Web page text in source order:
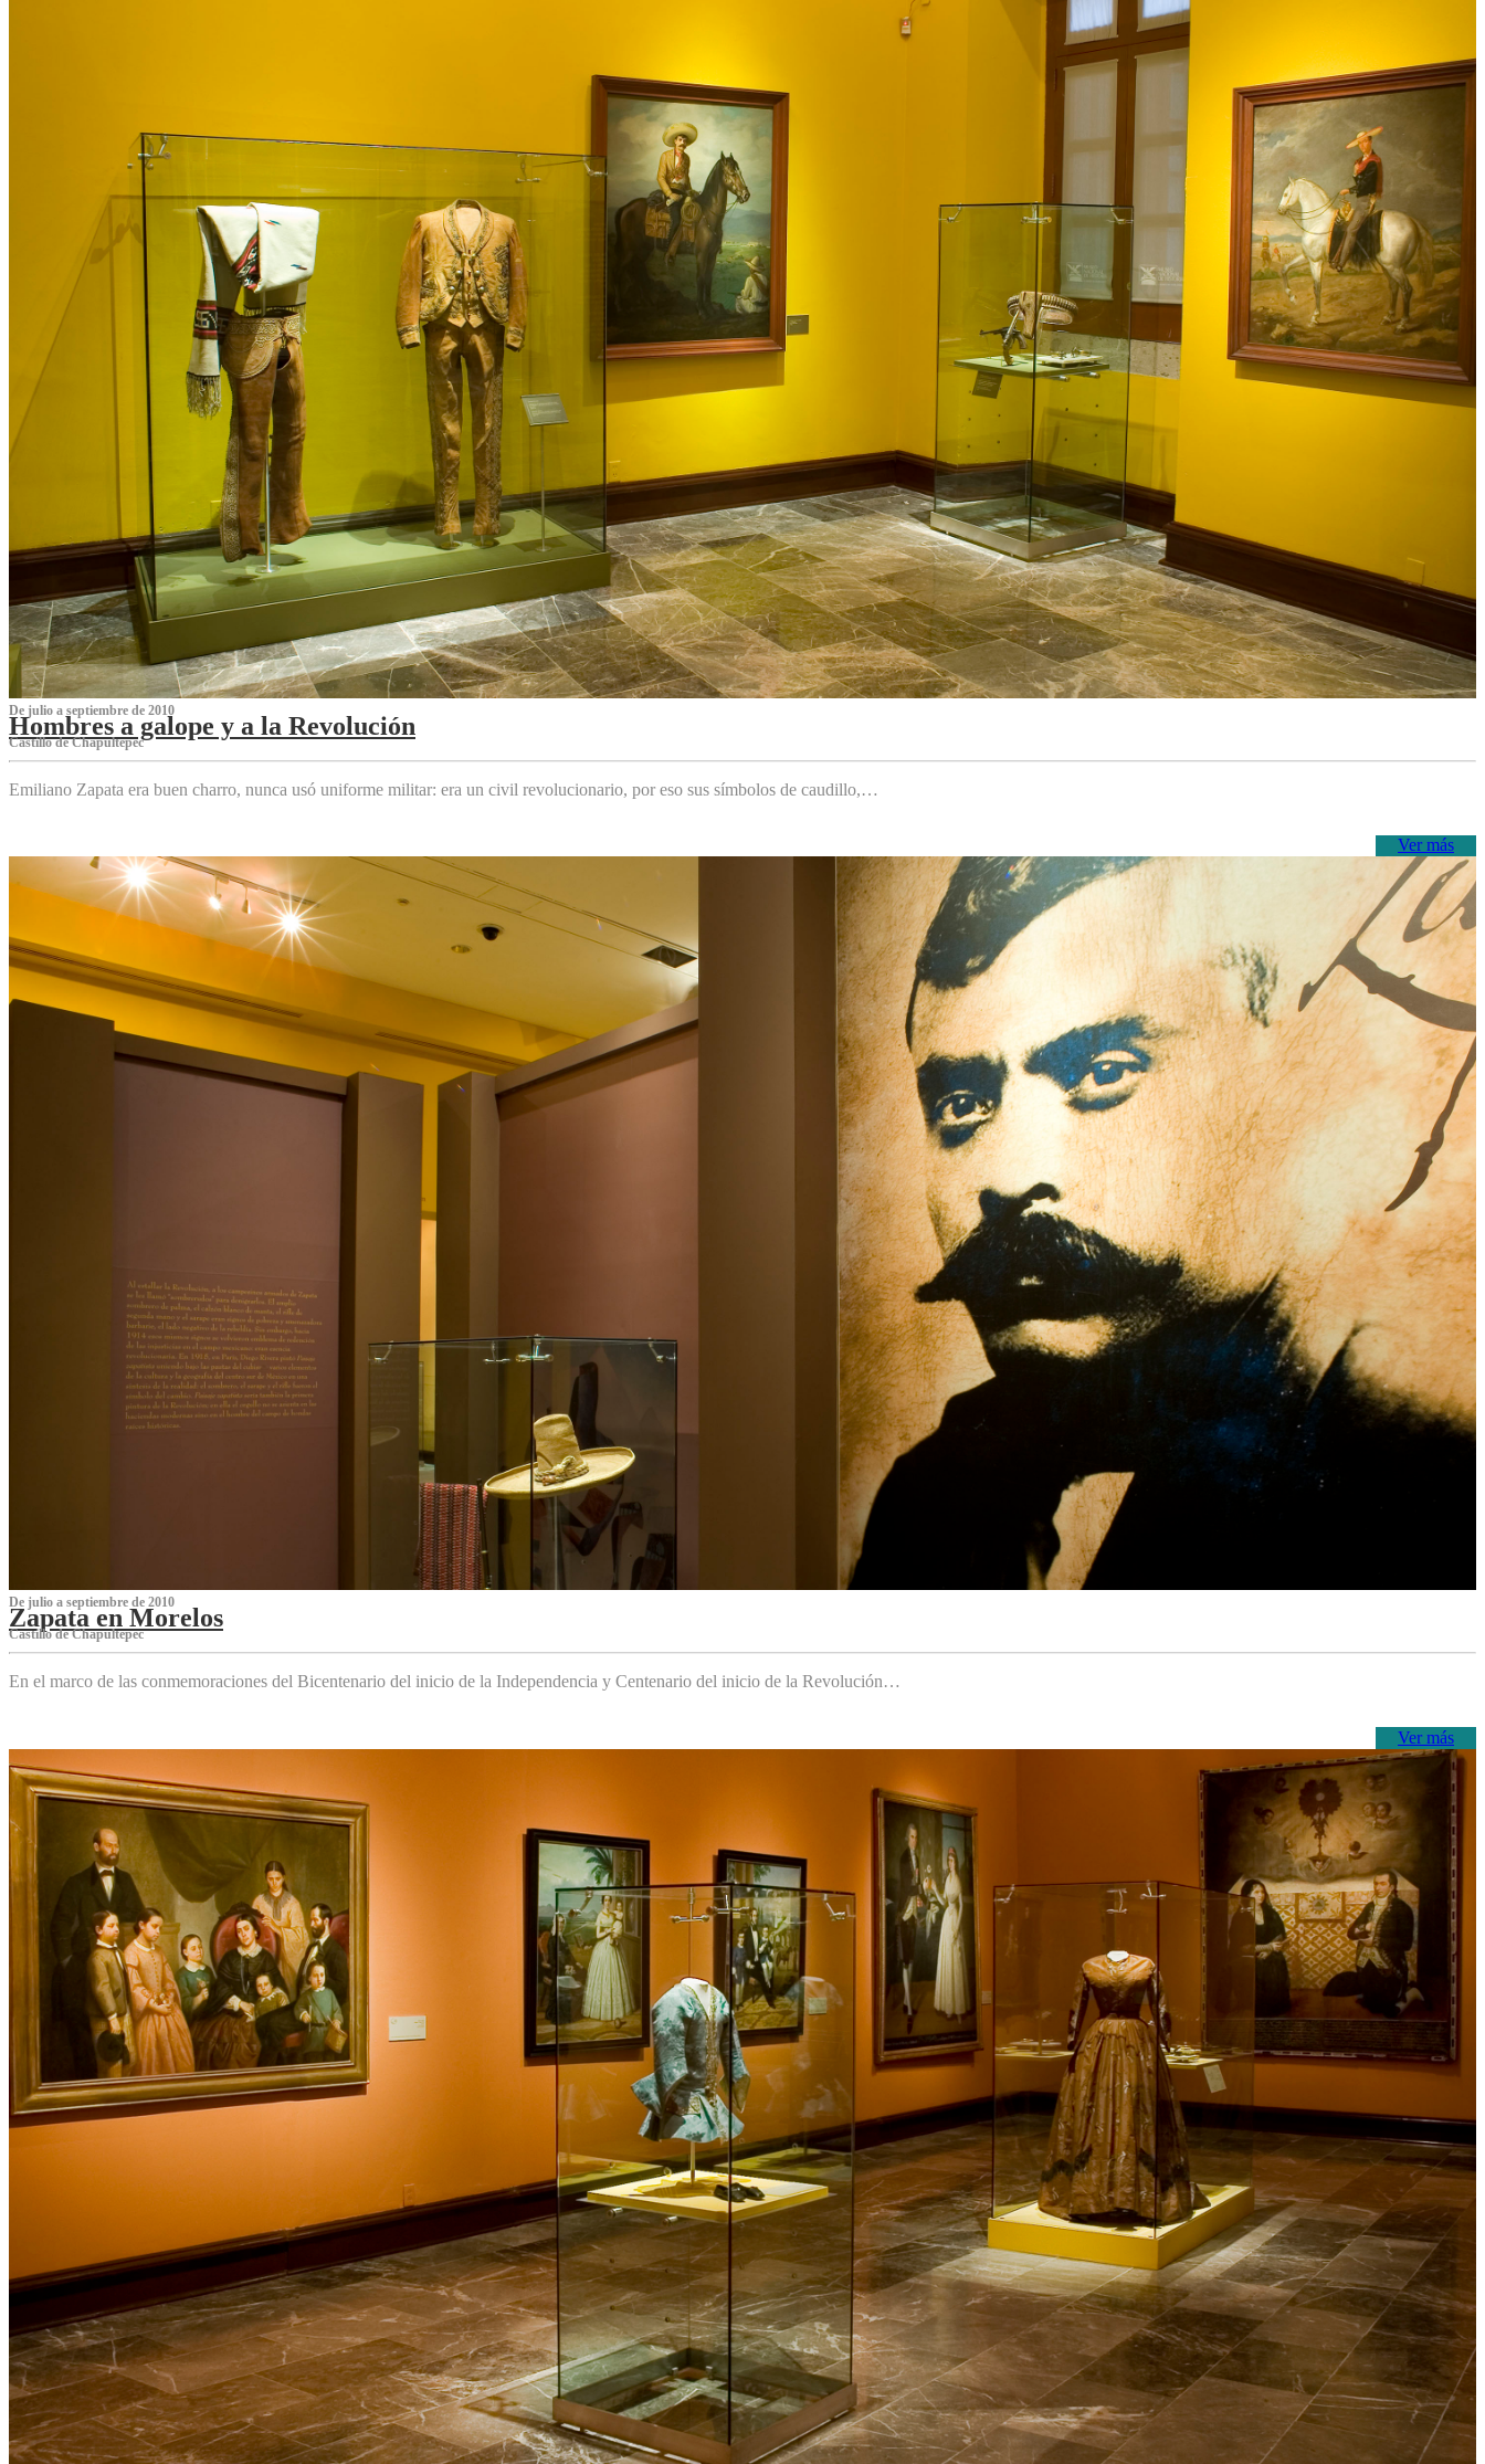
De julio a septiembre de 2010
Hombres a galope y a la Revolución
Castillo de Chapultepec
Emiliano Zapata era buen charro, nunca usó uniforme militar: era un civil revolucionario, por eso sus símbolos de caudillo,…
Ver más
De julio a septiembre de 2010
Zapata en Morelos
Castillo de Chapultepec
En el marco de las conmemoraciones del Bicentenario del inicio de la Independencia y Centenario del inicio de la Revolución…
Ver más